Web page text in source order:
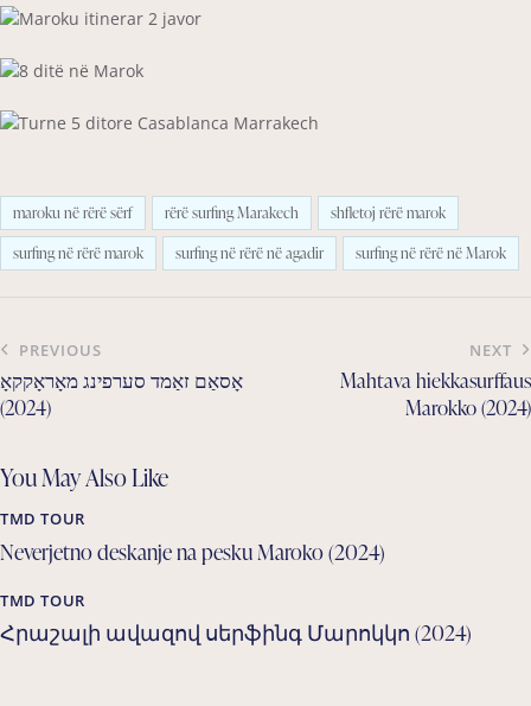
maroku në rërë sërf rërë surfing Marakech
shfletoj rërë marok
surfing në rërë marok
surfing në rërë në agadir surfing në rërë në Marok
Post
navigation
PREVIOUS
אָסאַם זאַמד סערפינג מאָראָקקאָ
(2024)
NEXT
Mahtava hiekkasurffaus
Marokko (2024)
You May Also Like
TMD TOUR
Neverjetno deskanje na pesku Maroko (2024)
TMD TOUR
Հրաշալի ավազով սերֆինգ Մարոկկո (2024)